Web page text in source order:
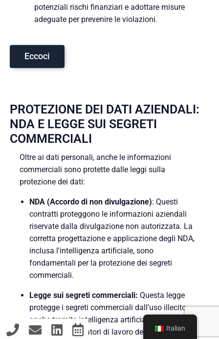
potenziali rischi finanziari e adottare misure
adeguate per prevenire le violazioni.
Eccoci
PROTEZIONE DEI DATI AZIENDALI:
NDA E LEGGE SUI SEGRETI
COMMERCIALI
Oltre ai dati personali, anche le informazioni
commerciali sono protette dalle leggi sulla
protezione dei dati:
NDA (Accordo di non divulgazione): Questi
contratti proteggono le informazioni aziendali
riservate dalla divulgazione non autorizzata. La
corretta progettazione e applicazione degli NDA,
inclusa l'intelligenza artificiale, sono
fondamentali per la protezione dei segreti
commerciali.
Legge sui segreti commerciali: Questa legge
protegge i segreti commerciali dall'uso illecito,
anche tramite intelligenza artificiale o
divulgazione. I datori di lavoro devono garantire
Italian